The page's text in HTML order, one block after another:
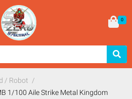
0
/ Robot /
1/100 Aile Strike Metal Kingdom